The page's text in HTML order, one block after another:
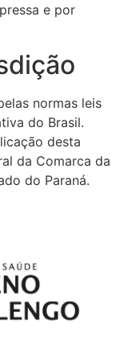
e por
normas leis
do Brasil.
desta
da Comarca da
do Paraná.